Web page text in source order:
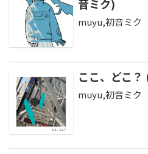
音ミク)
muyu,初音ミク
ここ、どこ
muyu,初音ミク